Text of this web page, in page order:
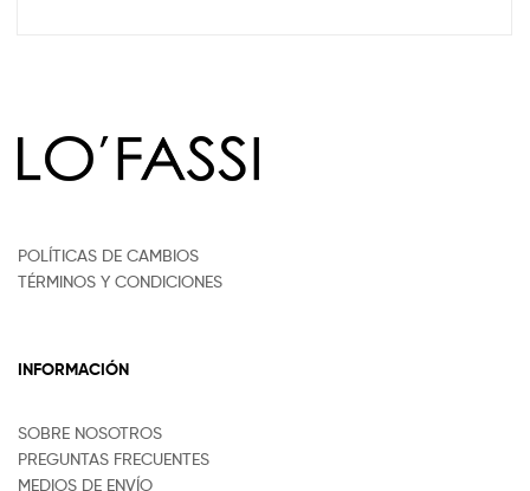
POLÍTICAS DE CAMBIOS
TÉRMINOS Y CONDICIONES
INFORMACIÓN
SOBRE NOSOTROS
PREGUNTAS FRECUENTES
MEDIOS DE ENVÍO